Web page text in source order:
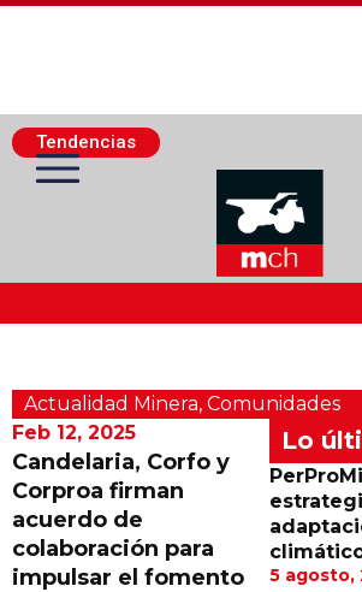
Tendencias
Actualidad Minera
Minería Superficie
Minerí­a Subterránea
Proveedores
Actualidad Minera, Comunidades
Feb 12, 2025
Candelaria, Corfo y
Corproa firman
acuerdo de
colaboración para
impulsar el fomento
Lo
5 agosto,